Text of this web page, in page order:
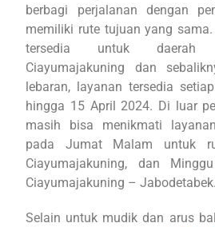
berbagi perjalanan dengan
memiliki rute tujuan yang
tersedia untuk daerah
Ciayumajakuning dan
lebaran, layanan tersedia
hingga 15 April 2024. Di luar
masih bisa menikmati
pada Jumat Malam untuk
Ciayumajakuning, dan
Ciayumajakuning – Jabodetabek.
Selain untuk mudik dan arus